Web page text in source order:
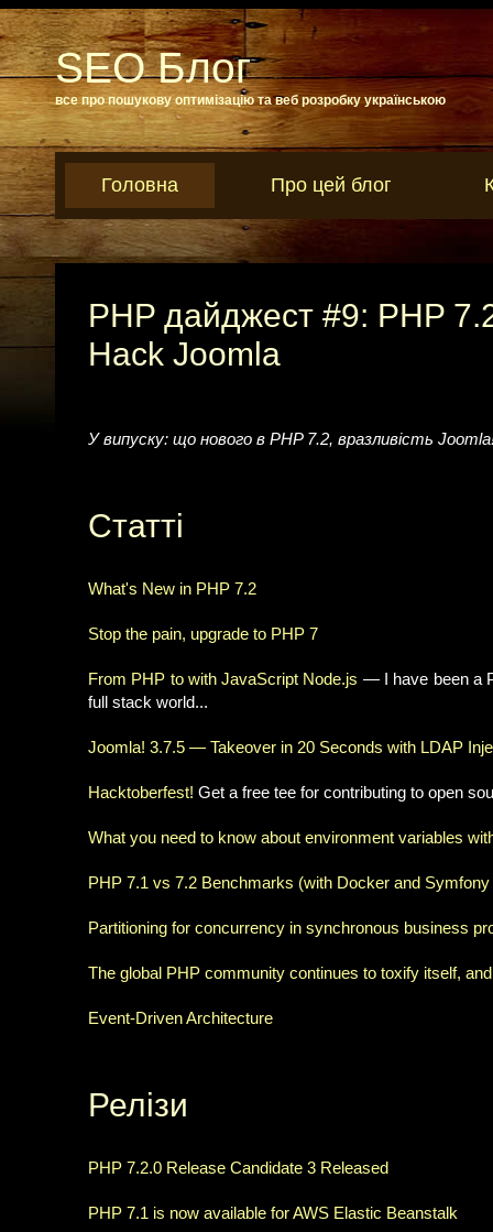
SEO Блог
все про пошукову оптимізацію та веб розробку українською
Головна Про цей блог
PHP дайджест #9: PHP
Hack Joomla
У випуску: що нового в PHP 7.2, вразливість
Статті
What's New in PHP 7.2
Stop the pain, upgrade to PHP 7
From PHP to with JavaScript Node.js — I have been a
full stack world...
Joomla! 3.7.5 — Takeover in 20 Seconds with LDAP
Hacktoberfest! Get a free tee for contributing to open
What you need to know about environment variables
PHP 7.1 vs 7.2 Benchmarks (with Docker and
Partitioning for concurrency in synchronous business
The global PHP community continues to toxify itself,
Event-Driven Architecture
Релізи
PHP 7.2.0 Release Candidate 3 Released
PHP 7.1 is now available for AWS Elastic Beanstalk